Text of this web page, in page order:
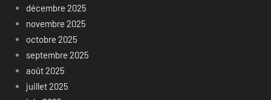
décembre 2025
novembre 2025
octobre 2025
septembre 2025
août 2025
juillet 2025